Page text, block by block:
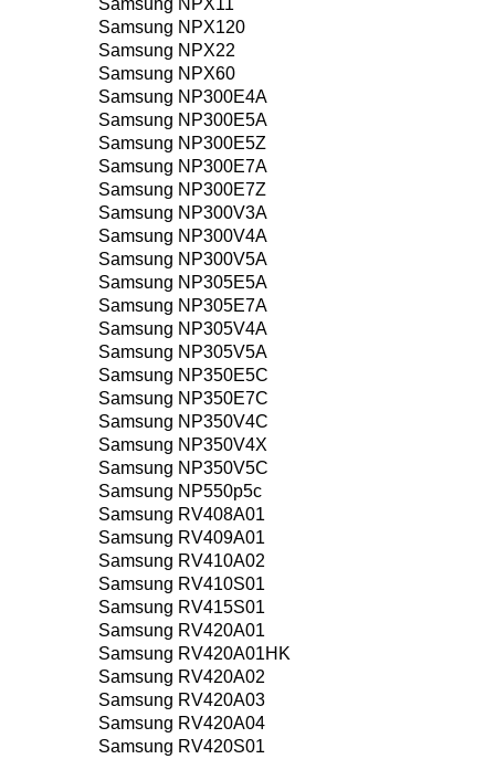
Samsung NPX11
Samsung NPX120
Samsung NPX22
Samsung NPX60
Samsung NP300E4A
Samsung NP300E5A
Samsung NP300E5Z
Samsung NP300E7A
Samsung NP300E7Z
Samsung NP300V3A
Samsung NP300V4A
Samsung NP300V5A
Samsung NP305E5A
Samsung NP305E7A
Samsung NP305V4A
Samsung NP305V5A
Samsung NP350E5C
Samsung NP350E7C
Samsung NP350V4C
Samsung NP350V4X
Samsung NP350V5C
Samsung NP550p5c
Samsung RV408A01
Samsung RV409A01
Samsung RV410A02
Samsung RV410S01
Samsung RV415S01
Samsung RV420A01
Samsung RV420A01HK
Samsung RV420A02
Samsung RV420A03
Samsung RV420A04
Samsung RV420S01